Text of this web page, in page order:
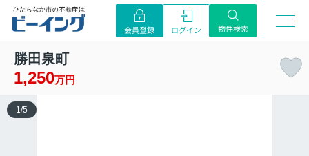
会員登録 ログイン 物件検索
勝田泉町
1,250万円
1 /5